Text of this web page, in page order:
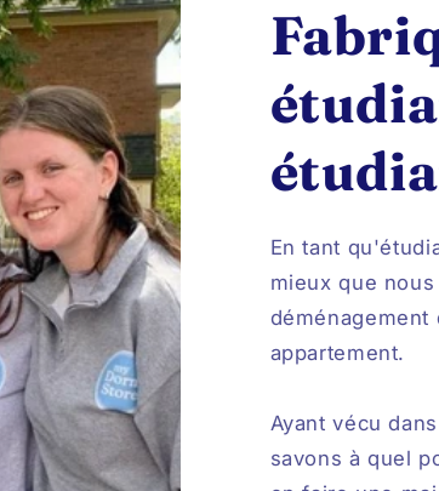
En tant
mieux que
appartement.
Ayant vécu
savons à quel